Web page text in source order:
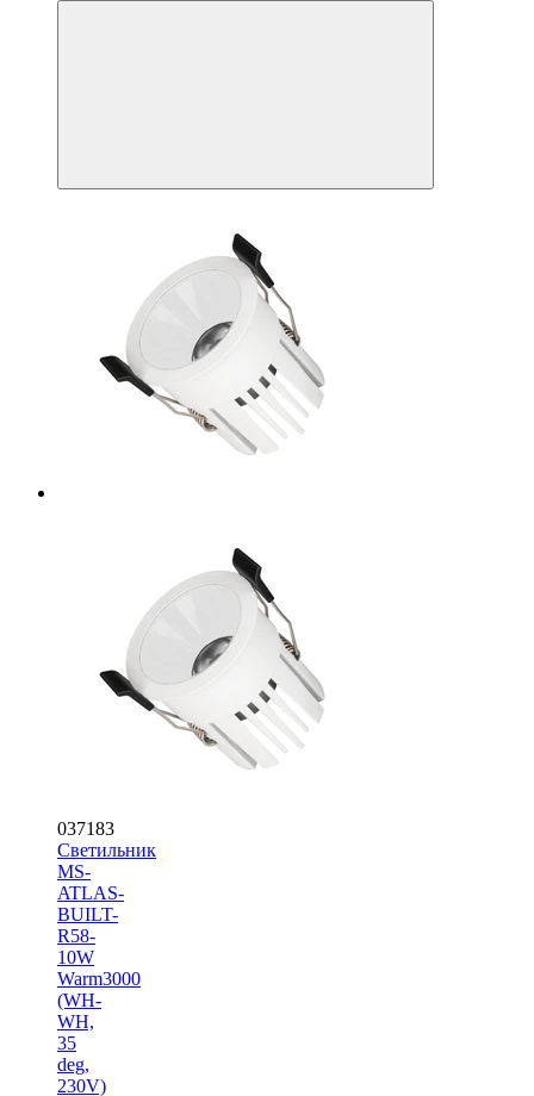
037183
Светильник
MS-
ATLAS-
BUILT-
R58-
10W
Warm3000
(WH-
WH,
35
deg,
230V)